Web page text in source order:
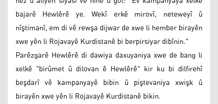
bajarê Hewlêrê ye. Wekî erkê mirovî, neteweyî û
nîştimanî, em di vê rewşa dijwar de xwe li hember birayên
xwe yên li Rojavayê Kurdistanê bi berpirsiyar dibînin."
Parêzgarê Hewlêrê di dawiya daxuyaniya xwe de bang li
xelkê "birûmet û dilovan ê Hewlêrê" kir ku bi dilfirehî
beşdarî vê kampanyayê bibin û piştevaniya xwişk û
birayên xwe yên li Rojavayê Kurdistanê bikin.